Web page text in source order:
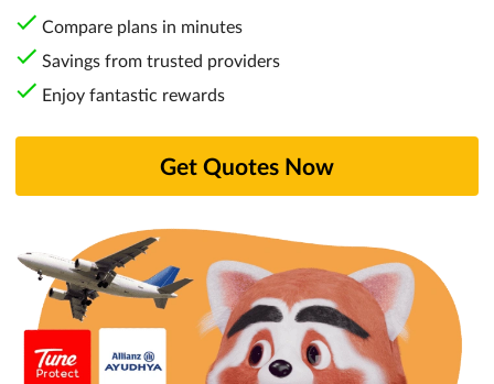
Compare plans in minutes
Savings from trusted providers
Enjoy fantastic rewards
Get Quotes Now